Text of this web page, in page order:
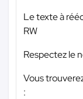
Le texte à
RW
Respectez le
Vous
: